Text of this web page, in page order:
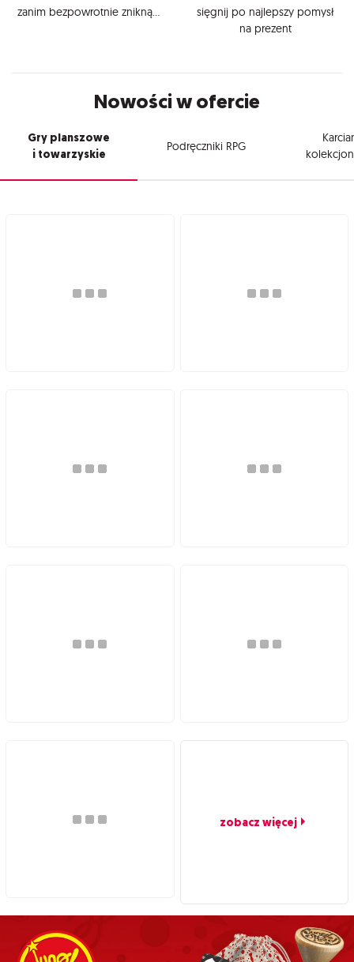
zanim bezpowrotnie znikną...
sięgnij po najlepszy pomysł
na prezent
Nowości w ofercie
Gry planszowe
i towarzyskie
Podręczniki RPG
zobacz więcej